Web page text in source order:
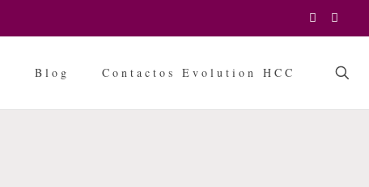
Blog Contactos Evolution HCC